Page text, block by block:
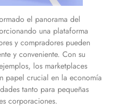
el panorama del
una plataforma
y compradores pueden
y conveniente. Con su
los marketplaces
papel crucial en la economía
tanto para pequeñas
corporaciones.